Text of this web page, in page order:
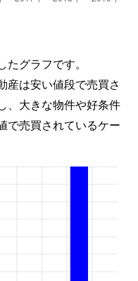
グラフです。
産は安い値段で売買さ
、大きな物件や好条件
で売買されているケー